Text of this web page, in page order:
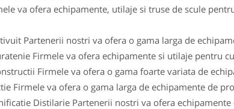
va ofera echipamente, utilaje si truse de scule
Partenerii nostri va ofera o gama larga de
Firmele va ofera echipamente si utilaje pentru
Firmele va ofera o gama foarte variata de
Firmele va ofera o gama larga de echipamente de
Distilarie Partenerii nostri va ofera